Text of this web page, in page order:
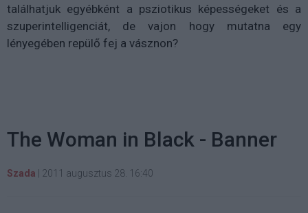
találhatjuk egyébként a psziotikus képességeket és a
szuperintelligenciát, de vajon hogy mutatna egy
lényegében repülő fej a vásznon?
The Woman in Black - Banner
Szada 2011 augusztus 28. 16:40